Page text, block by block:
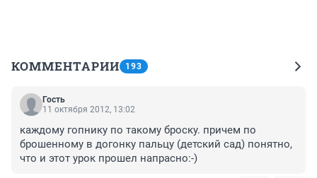
КОММЕНТАРИИ 193
Гость
11 октября 2012, 13:02
каждому гопнику по такому броску. причем по
брошенному в догонку пальцу (детский сад) понятно,
что и этот урок прошел напрасно:-)